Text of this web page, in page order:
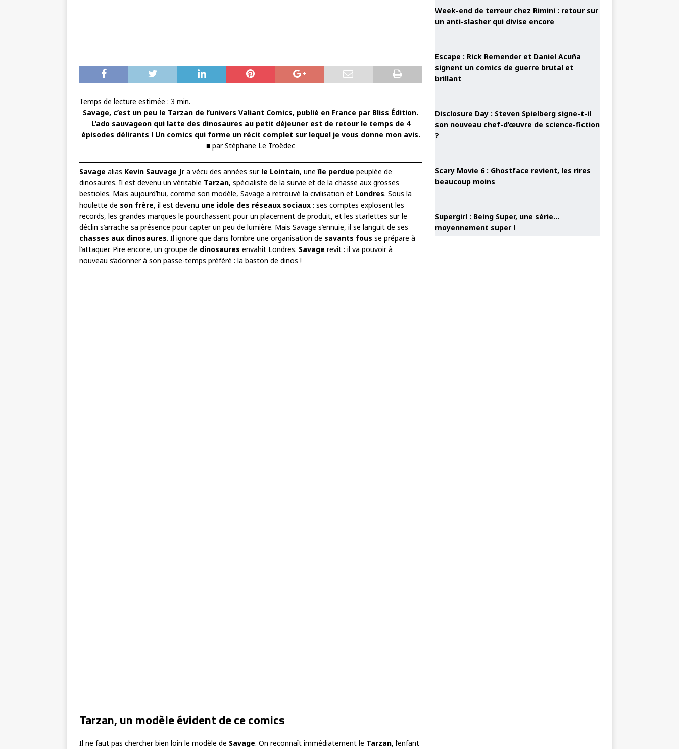
Temps de lecture estimée : 3 min.
Savage, c’est un peu le Tarzan de l’univers Valiant Comics, publié en France par Bliss Édition.
L’ado sauvageon qui latte des dinosaures au petit déjeuner est de retour le temps de 4
épisodes délirants ! Un comics qui forme un récit complet sur lequel je vous donne mon avis.
■ par Stéphane Le Troëdec
Savage alias Kevin Sauvage Jr a vécu des années sur le Lointain, uneîle perdue peuplée de
dinosaures. Il est devenu un véritable Tarzan, spécialiste de la survie et de la chasse aux grosses
bestioles. Mais aujourd’hui, comme son modèle, Savage a retrouvé la civilisation et Londres. Sous la
houlette de son frère, il est devenu une idole des réseaux sociaux : ses comptes explosent les
records, les grandes marques le pourchassent pour un placement de produit, et les starlettes sur le
déclin s’arrache sa présence pour capter un peu de lumière. Mais Savage s’ennuie, il se languit de ses
chasses aux dinosaures. Il ignore que dans l’ombre une organisation de savants fous se prépare à
l’attaquer. Pire encore, un groupe de dinosaures envahit Londres. Savage revit : il va pouvoir à
nouveau s’adonner à son passe-temps préféré : la baston de dinos !
Tarzan, un modèle évident de ce comics
Il ne faut pas chercher bien loin le modèle de Savage. On reconnaît immédiatement le Tarzan, l’enfant
Week-end de terreur chez Rimini : retour sur
un anti-slasher qui divise encore
Escape : Rick Remender et Daniel Acuña
signent un comics de guerre brutal et
brillant
Disclosure Day : Steven Spielberg signe-t-il
son nouveau chef-d’œuvre de science-fiction
?
Scary Movie 6 : Ghostface revient, les rires
beaucoup moins
Supergirl : Being Super, une série…
moyennement super !